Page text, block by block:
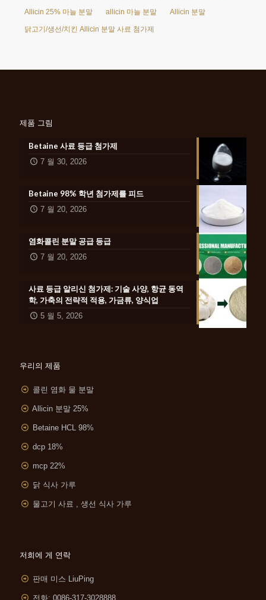
Allicin 25% 마늘 분말 allicin 마늘 분말 Allicin 분말
닭고기/생선/치킨 Allicin 분말 사료 첨가제
제품 그림
Betaine 사료 등급 첨가제
7 월 30, 2026
Betaine 98% 학년 첨가제를 피드
7 월 20, 2026
염화콜린 분말 공급 등급
7 월 20, 2026
사료 등급 알리신 첨가제: 기술 사양, 항균 동역
학, 가축의 전략적 적용, 가금류, 양식업
5 월 5, 2026
우리의 제품
콜린 염화 물 분말
Allicin 분말 25%
Betaine HCL 98%
dcp 18%
mcp 22%
닭 식사 가루
물고기 사료 , 생선 식사 가루
저희에 게 연락
판매 미스 LiuPing
전화: 0086-317-3028888